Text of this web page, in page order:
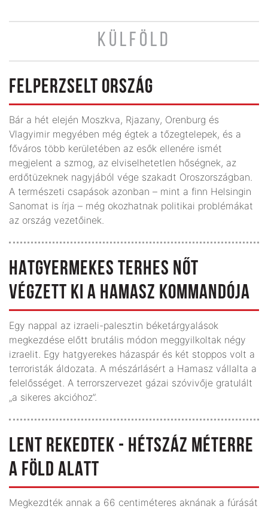
KÜLFÖLD
FELPERZSELT ORSZÁG
Bár a hét elején Moszkva, Rjazany, Orenburg és
Vlagyimir megyében még égtek a tőzegtelepek, és a
főváros több kerületében az esők ellenére ismét
megjelent a szmog, az elviselhetetlen hőségnek, az
erdőtüzeknek nagyjából vége szakadt Oroszországban.
A természeti csapások azonban – mint a finn Helsingin
Sanomat is írja – még okozhatnak politikai problémákat
az ország vezetőinek.
HATGYERMEKES TERHES NŐT
VÉGZETT KI A HAMASZ KOMMANDÓJA
Egy nappal az izraeli-palesztin béketárgyalások
megkezdése előtt brutális módon meggyilkoltak négy
izraelit. Egy hatgyerekes házaspár és két stoppos volt a
terroristák áldozata. A mészárlásért a Hamasz vállalta a
felelősséget. A terrorszervezet gázai szóvivője gratulált
„a sikeres akcióhoz”.
LENT REKEDTEK - HÉTSZÁZ MÉTERRE
A FÖLD ALATT
Megkezdték annak a 66 centiméteres aknának a fúrását